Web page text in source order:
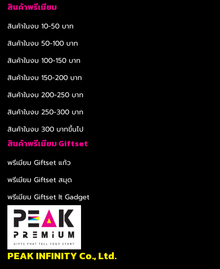
สินค้าพรีเมียม
สินค้าในงบ 10-50 บาท
สินค้าในงบ 50-100 บาท
สินค้าในงบ 100-150 บาท
สินค้าในงบ 150-200 บาท
สินค้าในงบ 200-250 บาท
สินค้าในงบ 250-300 บาท
สินค้าในงบ 300 บาทขึ้นไป
สินค้าพรีเมียม Giftset
พรีเมียม Giftset แก้ว
พรีเมียม Giftset สมุด
พรีเมียม Giftset It Gadget
PEAK INFINITY Co., Ltd.